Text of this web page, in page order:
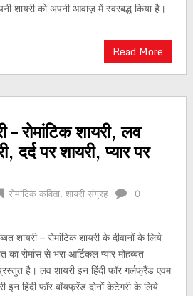
शायरी को अपनी आवाज़ में स्वरबद्ध किया है।
Read More
– रोमांटिक शायरी, लव
दर्द पर शायरी, प्यार पर
रोमांटिक कविता, शायरी संग्रह
0
शायरी – रोमांटिक शायरी के दीवानों के लिये
का रोमांस से भरा आर्टिकल प्यार मोहब्बत
है। लव शायरी इन हिंदी फॉर गर्लफ्रैंड एवम
इन हिंदी फॉर बॉयफ्रेंड दोनों केटेगरी के लिये